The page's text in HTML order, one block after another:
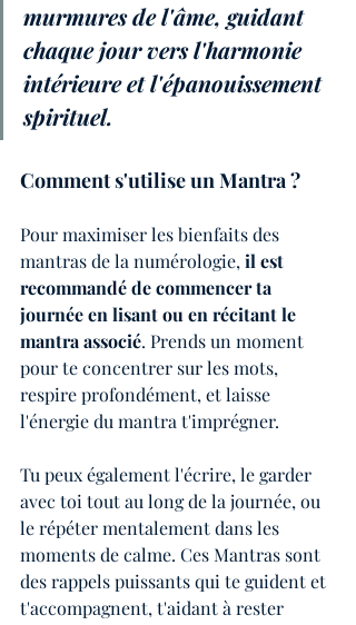
murmures de l'âme, guidant
chaque jour vers l'harmonie
intérieure et l'épanouissement
spirituel.
Comment s'utilise un Mantra ?
Pour maximiser les bienfaits des
mantras de la numérologie, il est
recommandé de commencer ta
journée en lisant ou en récitant le
mantra associé. Prends un moment
pour te concentrer sur les mots,
respire profondément, et laisse
l'énergie du mantra t'imprégner.
Tu peux également l'écrire, le garder
avec toi tout au long de la journée, ou
le répéter mentalement dans les
moments de calme. Ces Mantras sont
des rappels puissants qui te guident et
t'accompagnent, t'aidant à rester